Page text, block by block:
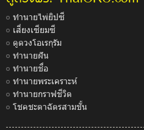
ทำนายไพ่ยิปซี
เสี่ยงเซียมซี
ดูดวงโอเรกุรัม
ทำนายฝัน
ทำนายชื่อ
ทำนายพระเคราะห์
ทำนายกราฟชีวิต
โชคชะตาฉัตรสามชั้น